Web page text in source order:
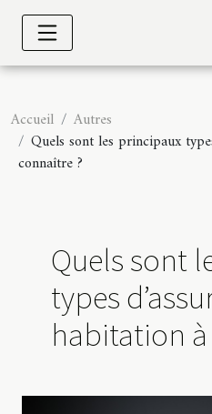
Accueil
Autres
Quels sont les principaux
connaître ?
Quels sont
types
habitation